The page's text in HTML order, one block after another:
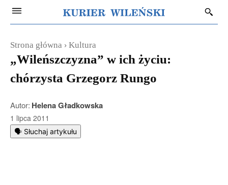
Strona główna Kultura
„Wileńszczyzna” w ich życiu:
chórzysta Grzegorz Rungo
Autor: Helena Gładkowska
1 lipca 2011
🗣️ Słuchaj artykułu